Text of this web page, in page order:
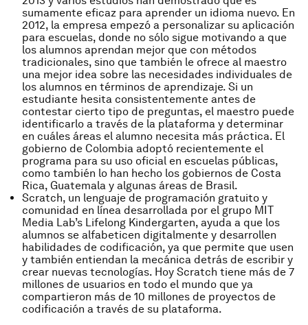
sumamente eficaz para aprender un idioma nuevo. En
2012, la empresa empezó a personalizar su aplicación
para escuelas, donde no sólo sigue motivando a que
los alumnos aprendan mejor que con métodos
tradicionales, sino que también le ofrece al maestro
una mejor idea sobre las necesidades individuales de
los alumnos en términos de aprendizaje. Si un
estudiante hesita consistentemente antes de
contestar cierto tipo de preguntas, el maestro puede
identificarlo a través de la plataforma y determinar
en cuáles áreas el alumno necesita más práctica. El
gobierno de Colombia adoptó recientemente el
programa para su uso oficial en escuelas públicas,
como también lo han hecho los gobiernos de Costa
Rica, Guatemala y algunas áreas de Brasil.
Scratch, un lenguaje de programación gratuito y
comunidad en línea desarrollada por el grupo MIT
Media Lab’s Lifelong Kindergarten, ayuda a que los
alumnos se alfabeticen digitalmente y desarrollen
habilidades de codificación, ya que permite que usen
y también entiendan la mecánica detrás de escribir y
crear nuevas tecnologías. Hoy Scratch tiene más de 7
millones de usuarios en todo el mundo que ya
compartieron más de 10 millones de proyectos de
codificación a través de su plataforma.